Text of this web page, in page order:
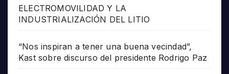
ELECTROMOVILIDAD Y LA
INDUSTRIALIZACIÓN DEL LITIO
“Nos inspiran a tener una buena vecindad”,
Kast sobre discurso del presidente Rodrigo Paz